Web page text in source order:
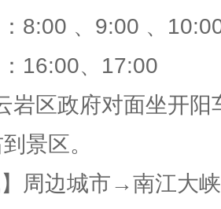
8:00 、9:00 、
16:00、17:00
岩区政府对面坐开
景区。
】周边城市→南江大